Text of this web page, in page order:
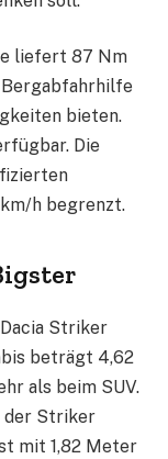
liefert 87 Nm
Bergabfahrhilfe
bieten.
Die
h begrenzt.
Striker
beträgt 4,62
als beim SUV.
der Striker
mit 1,82 Meter